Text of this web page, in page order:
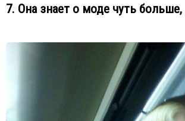
7. Она знает о моде чуть